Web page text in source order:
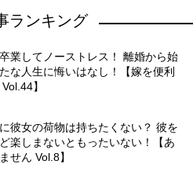
ランキング
業してノーストレス！ 離婚から始
な人生に悔いはなし！【嫁を便利
】
彼女の荷物は持ちたくない？ 彼を
楽しまないともったいない！【あ
せん Vol.8】